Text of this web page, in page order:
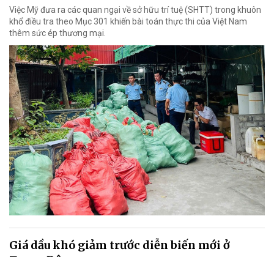
Việc Mỹ đưa ra các quan ngại về sở hữu trí tuệ (SHTT) trong khuôn
khổ điều tra theo Mục 301 khiến bài toán thực thi của Việt Nam
thêm sức ép thương mại.
Giá dầu khó giảm trước diễn biến mới ở